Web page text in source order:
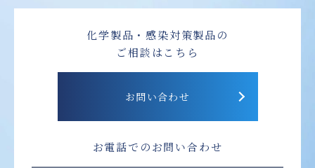
化学製品・感染対策製品の
ご相談はこちら
お問い合わせ
お電話でのお問い合わせ